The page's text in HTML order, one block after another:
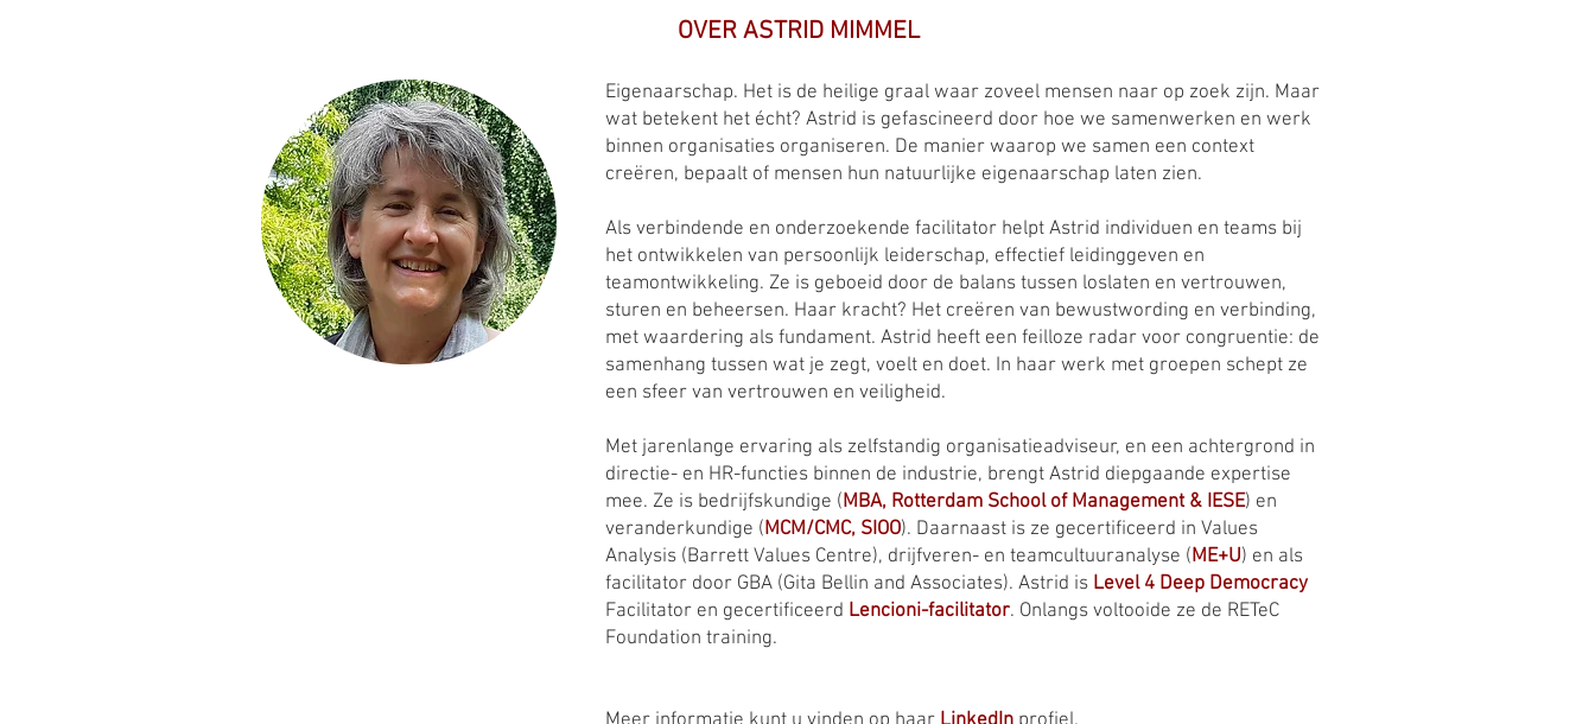
OVER ASTRID MIMMEL
Eigenaarschap. Het is de heilige graal waar zoveel mensen naar op zoek zijn. Maar
wat betekent het écht? Astrid is gefascineerd door hoe we samenwerken en werk
binnen organisaties organiseren. De manier waarop we samen een context
creëren, bepaalt of mensen hun natuurlijke eigenaarschap laten zien.
Als verbindende en onderzoekende facilitator helpt Astrid individuen en teams bij
het ontwikkelen van persoonlijk leiderschap, effectief leidinggeven en
teamontwikkeling. Ze is geboeid door de balans tussen loslaten en vertrouwen,
sturen en beheersen. Haar kracht? Het creëren van bewustwording en verbinding,
met waardering als fundament. Astrid heeft een feilloze radar voor congruentie: de
samenhang tussen wat je zegt, voelt en doet. In haar werk met groepen schept ze
een sfeer van vertrouwen en veiligheid.
Met jarenlange ervaring als zelfstandig organisatieadviseur, en een achtergrond in
directie- en HR-functies binnen de industrie, brengt Astrid diepgaande expertise
mee. Ze is bedrijfskundige (MBA, Rotterdam School of Management & IESE) en
veranderkundige (MCM/CMC, SIOO). Daarnaast is ze gecertificeerd in Values
Analysis (Barrett Values Centre), drijfveren- en teamcultuuranalyse (ME+U) en als
facilitator door GBA (Gita Bellin and Associates). Astrid is Level 4 Deep Democracy
Facilitator en gecertificeerd Lencioni-facilitator. Onlangs voltooide ze de RETeC
Foundation training.